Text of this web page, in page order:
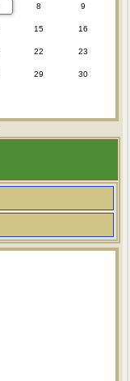
8 9
15 16
22 23
29 30